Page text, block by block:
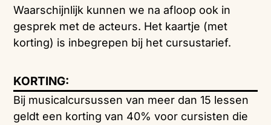
Waarschijnlijk kunnen we na afloop ook in
gesprek met de acteurs. Het kaartje (met
korting) is inbegrepen bij het cursustarief.
KORTING:
Bij musicalcursussen van meer dan 15 lessen
geldt een korting van 40% voor cursisten die